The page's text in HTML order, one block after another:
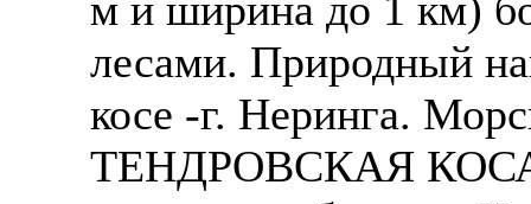
Также смотрите
отправке в другие
А также
рабочий,
стикеровщик.
В таких банках, как
Промсвязьбанк,
А также в компаниях:
СДЭК, ПЭК и т.д.
лесами. Природный
косе -г. Неринга.
ТЕНДРОВСКАЯ КОСА